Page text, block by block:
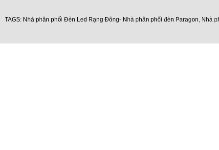
TAGS: Nhà phân phối Đèn Led Rạng Đông- Nhà phân phối đèn Paragon, Nhà